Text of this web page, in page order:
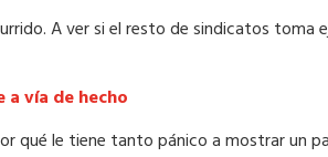
A ver si el resto de sindicatos toma
vía de hecho
qué le tiene tanto pánico a mostrar un